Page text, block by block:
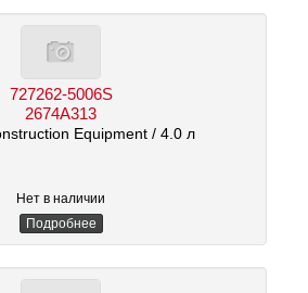
727262-5006S
2674A313
Equipment / 4.0 л
Нет в наличии
Подробнее